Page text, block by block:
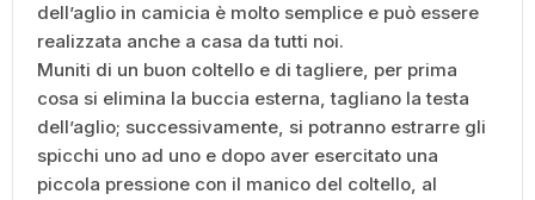
dell’aglio in camicia è molto semplice e può essere
realizzata anche a casa da tutti noi.
Muniti di un buon coltello e di tagliere, per prima
cosa si elimina la buccia esterna, tagliano la testa
dell’aglio; successivamente, si potranno estrarre gli
spicchi uno ad uno e dopo aver esercitato una
piccola pressione con il manico del coltello, al